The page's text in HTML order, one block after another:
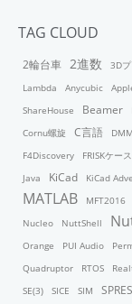
TAG CLOUD
2輪台車 2進数 3D
Lambda
Anycubic
ShareHouse
Beamer
Cornu螺旋
C言語
F4Discovery
FRISKケース
Java
KiCad KiCad
MATLAB MFT2016
Nucleo
NuttShell
Orange
PUI Audio
Quadruptor
RTOS
SE(3)
SICE SIM